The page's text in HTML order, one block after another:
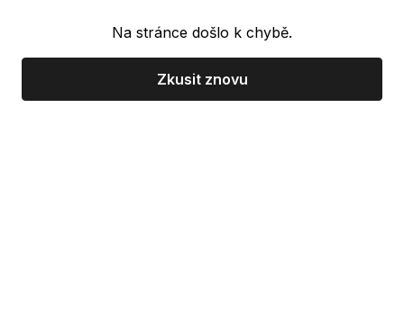
Na stránce došlo k chybě.
Zkusit znovu